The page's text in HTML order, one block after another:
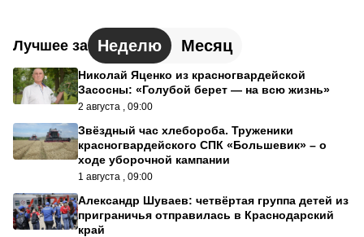
Лучшее за Неделю Месяц
Николай Яценко из красногвардейской
Засосны: «Голубой берет — на всю жизнь»
2 августа , 09:00
Звёздный час хлебороба. Труженики
красногвардейского СПК «Большевик» – о
ходе уборочной кампании
1 августа , 09:00
Александр Шуваев: четвёртая группа детей из
приграничья отправилась в Краснодарский
край